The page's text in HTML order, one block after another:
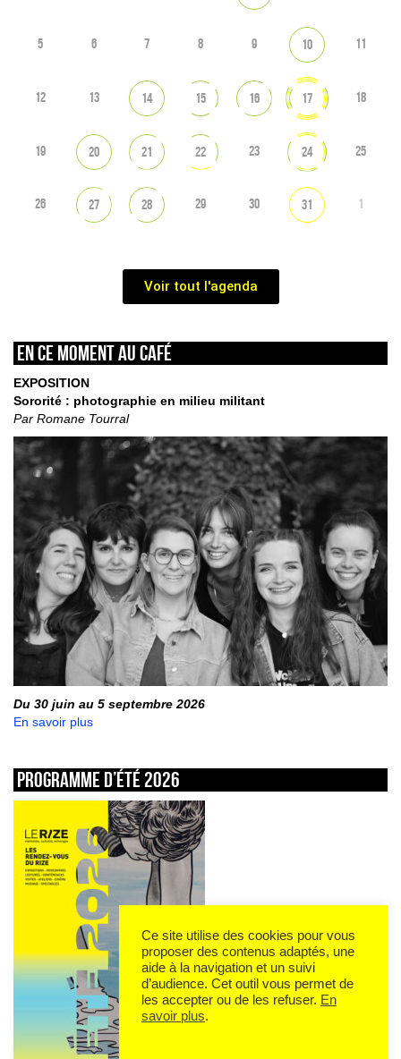
5 6 7 8 9 10 11
12 13 14 15 16 17 18
19 20 21 22 23 24 25
26 27 28 29 30 31 1
Voir tout l'agenda
En ce moment au café
EXPOSITION
Sororité : photographie en milieu militant
Par Romane Tourral
Du 30 juin au 5 septembre 2026
En savoir plus
Programme d’été 2026
Ce site utilise des cookies pour vous
proposer des contenus adaptés, une
aide à la navigation et un suivi
d’audience. Cet outil vous permet de
les accepter ou de les refuser. En
savoir plus.